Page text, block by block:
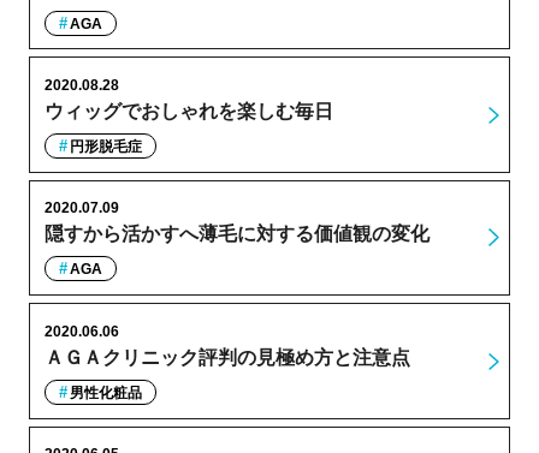
AGA
ウィッグでおしゃれを楽しむ毎日
2020.08.28
円形脱毛症
隠すから活かすへ薄毛に対する価値観の変化
2020.07.09
AGA
ＡＧＡクリニック評判の見極め方と注意点
2020.06.06
男性化粧品